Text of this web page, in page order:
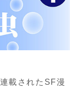
載された SF漫